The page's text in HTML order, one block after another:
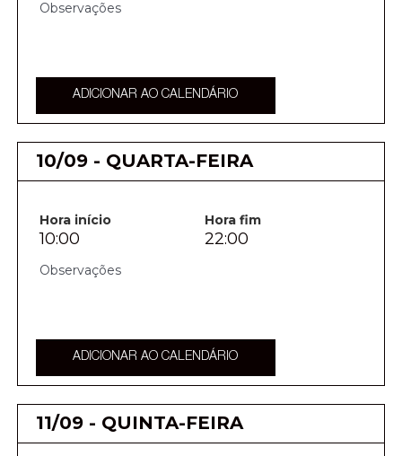
ADICIONAR AO CALENDÁRIO
10/09 - QUARTA-FEIRA
Hora início Hora fim
10:00 22:00
ADICIONAR AO CALENDÁRIO
11/09 - QUINTA-FEIRA